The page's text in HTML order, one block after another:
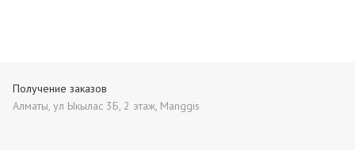
Получение заказов
Алматы, ул Ыкылас 3Б, 2 этаж, Manggis